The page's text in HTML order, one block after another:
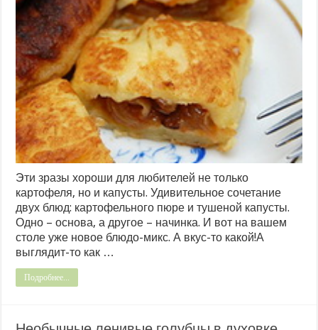
Эти зразы хороши для любителей не только
картофеля, но и капусты. Удивительное сочетание
двух блюд: картофельного пюре и тушеной капусты.
Одно – основа, а другое – начинка. И вот на вашем
столе уже новое блюдо-микс. А вкус-то какой!А
выглядит-то как …
Подробнее...